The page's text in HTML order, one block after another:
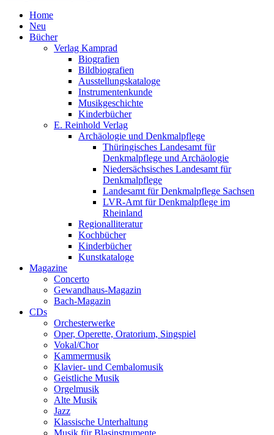
Home
Neu
Bücher
Verlag Kamprad
Biografien
Bildbiografien
Ausstellungskataloge
Instrumentenkunde
Musikgeschichte
Kinderbücher
E. Reinhold Verlag
Archäologie und Denkmalpflege
Thüringisches Landesamt für
Denkmalpflege und Archäologie
Niedersächsisches Landesamt für
Denkmalpflege
Landesamt für Denkmalpflege Sachsen
LVR-Amt für Denkmalpflege im
Rheinland
Regionalliteratur
Kochbücher
Kinderbücher
Kunstkataloge
Magazine
Concerto
Gewandhaus-Magazin
Bach-Magazin
CDs
Orchesterwerke
Oper, Operette, Oratorium, Singspiel
Vokal/Chor
Kammermusik
Klavier- und Cembalomusik
Geistliche Musik
Orgelmusik
Alte Musik
Jazz
Klassische Unterhaltung
Musik für Blasinstrumente